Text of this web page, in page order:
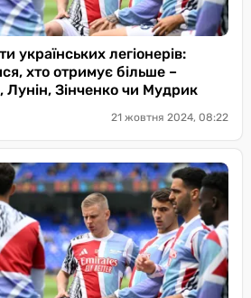
українських легіонерів:
хто отримує більше –
Лунін, Зінченко чи Мудрик
21 жовтня 2024, 08:22